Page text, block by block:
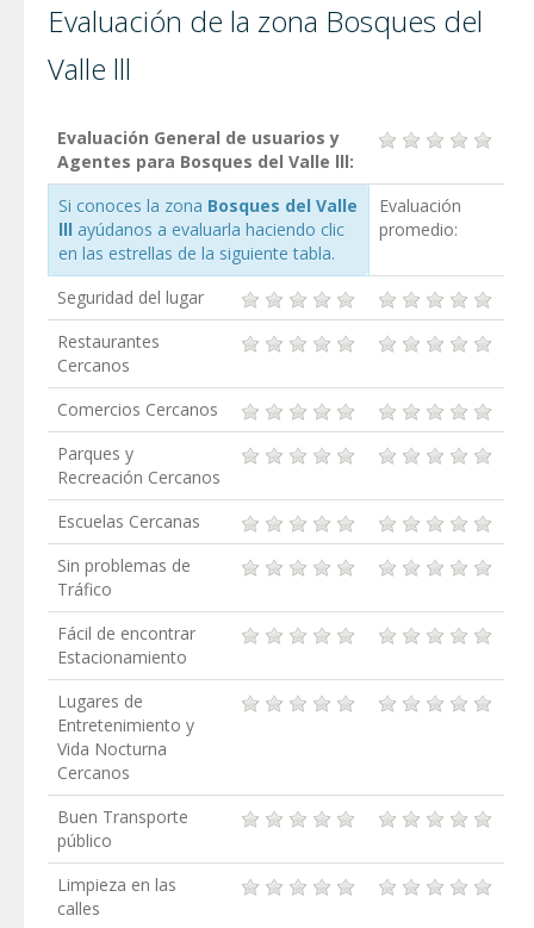
Evaluación de la zona Bosques del
Valle lll
Evaluación General de usuarios y
Agentes para Bosques del Valle lll:
Si conoces la zona Bosques del Valle
lll ayúdanos a evaluarla haciendo clic
en las estrellas de la siguiente tabla.
Evaluación
promedio:
Seguridad del lugar
Restaurantes
Cercanos
Comercios Cercanos
Parques y
Recreación Cercanos
Escuelas Cercanas
Sin problemas de
Tráfico
Fácil de encontrar
Estacionamiento
Lugares de
Entretenimiento y
Vida Nocturna
Cercanos
Buen Transporte
público
Limpieza en las
calles